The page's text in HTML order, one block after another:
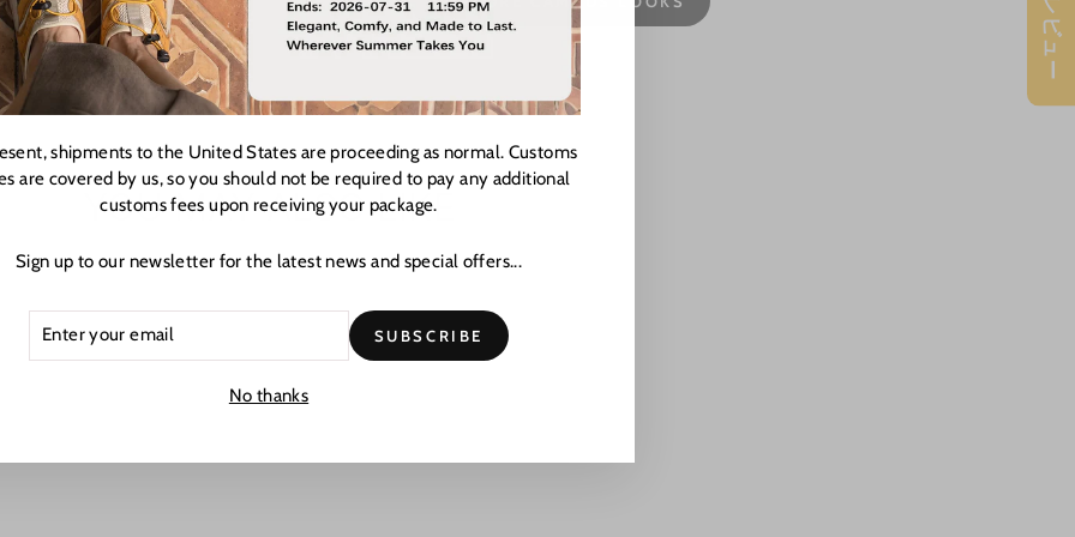
YOU MAY ALSO LIKE
shipments to the United States are proceeding as normal. Customs
are covered by us, so you should not be required to pay any additional
customs fees upon receiving your package.
Sign up to our newsletter for the latest news and special offers...
SUBSCRIBE
No thanks
★ レビュー